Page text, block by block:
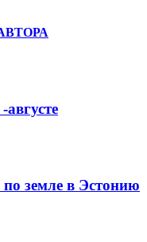
земле в Эстонию